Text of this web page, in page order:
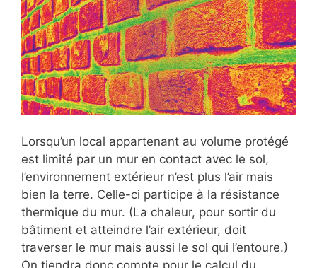
Lorsqu’un local appartenant au volume protégé
est limité par un mur en contact avec le sol,
l’environnement extérieur n’est plus l’air mais
bien la terre. Celle-ci participe à la résistance
thermique du mur. (La chaleur, pour sortir du
bâtiment et atteindre l’air extérieur, doit
traverser le mur mais aussi le sol qui l’entoure.)